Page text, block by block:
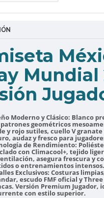
Mundial
Moderno y Clásico: Blanco
geométricos
y rojo sutiles, cuello V granate
audaz y fresco para
de Rendimiento:
con Climacool+, tejido
asegura frescura y
o entrenamientos intensos.
Exclusivos: Costuras
escudo FMF oficial y
Versión Premium Jugador,
con estilo superior.